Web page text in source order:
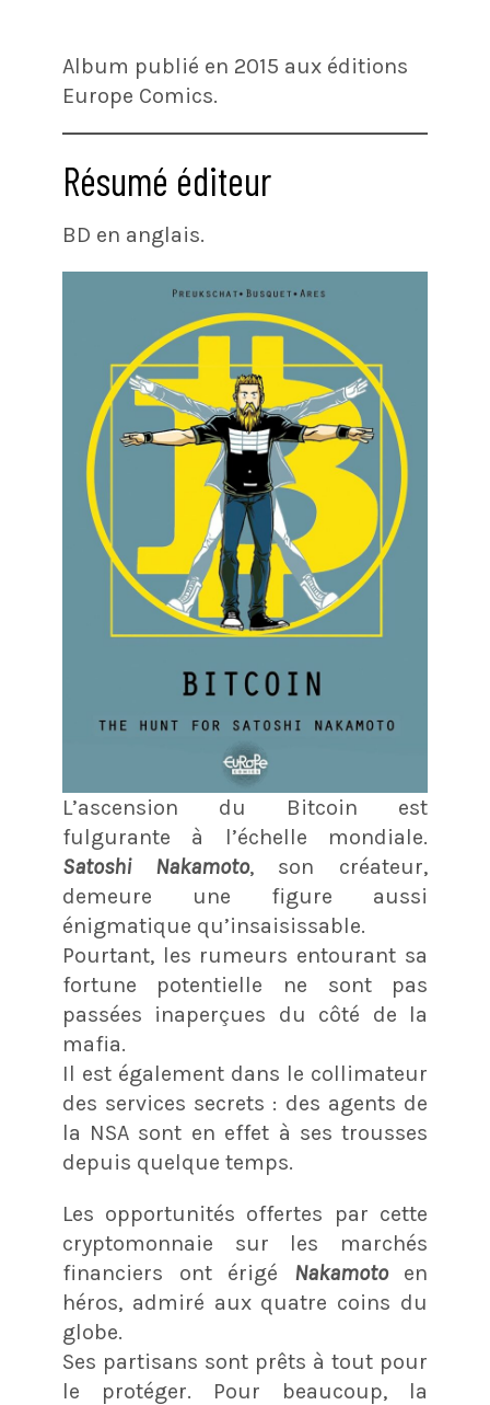
Album publié en 2015 aux éditions
Europe Comics.
Résumé éditeur
BD en anglais.
L’ascension du Bitcoin est
fulgurante à l’échelle mondiale.
Satoshi Nakamoto, son créateur,
demeure une figure aussi
énigmatique qu’insaisissable.
Pourtant, les rumeurs entourant sa
fortune potentielle ne sont pas
passées inaperçues du côté de la
mafia.
Il est également dans le collimateur
des services secrets : des agents de
la NSA sont en effet à ses trousses
depuis quelque temps.
Les opportunités offertes par cette
cryptomonnaie sur les marchés
financiers ont érigé Nakamoto en
héros, admiré aux quatre coins du
globe.
Ses partisans sont prêts à tout pour
le protéger. Pour beaucoup, la